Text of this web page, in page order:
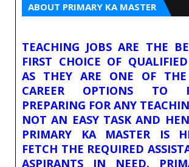
ABOUT PRIMARY KA MASTER
TEACHING JOBS ARE THE
FIRST CHOICE OF
AS THEY ARE ONE OF THE
CAREER OPTIONS TO
PREPARING FOR ANY
NOT AN EASY TASK AND
PRIMARY KA MASTER IS
FETCH THE REQUIRED
ASPIRANTS IN NEED.